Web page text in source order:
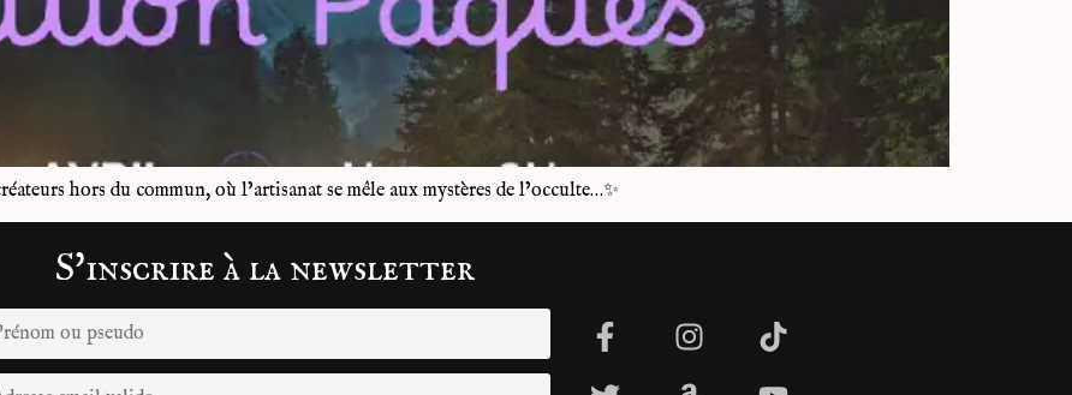
hors du commun, où l’artisanat se mêle aux mystères de l’occulte…✨
S'inscrire à la newsletter